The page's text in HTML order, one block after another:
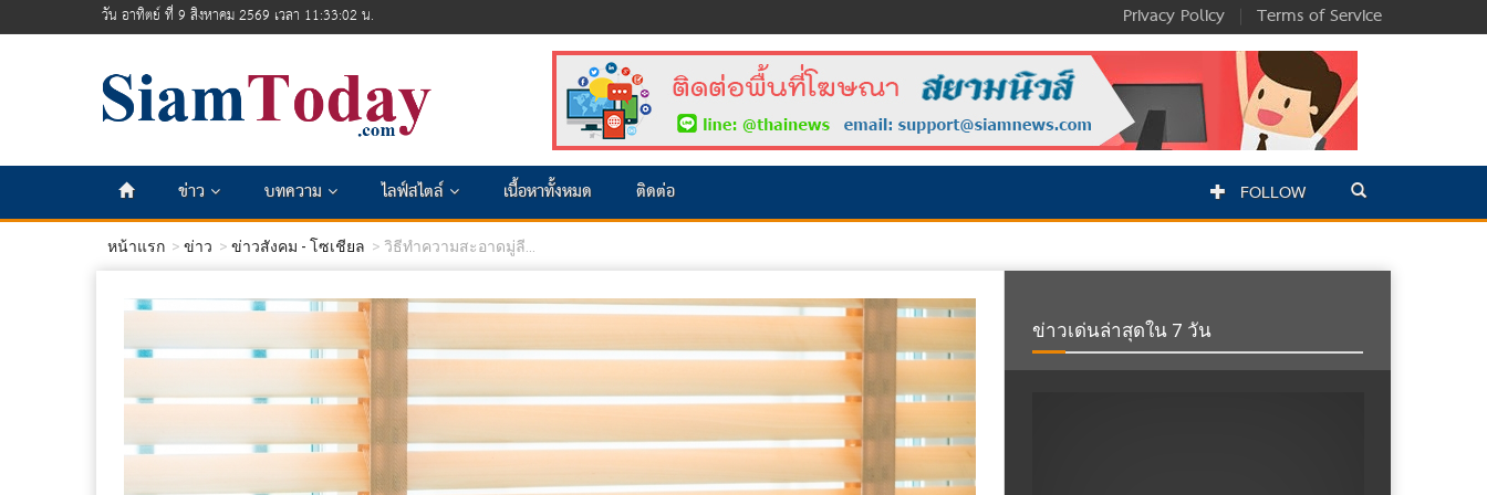
วัน อาทิตย์ ที่ 9 สิงหาคม 2569 เวลา 11:33:04 น. Privacy Policy | Terms of Service
ข่าว บทความ ไลฟ์สไตล์ เนื้อหาทั้งหมด ติดต่อ FOLLOW
หน้าแรก ข่าว ข่าวสังคม - โซเชียล วิธีทำความสะอาดมู่ลี...
ข่าวเด่นล่าสุดใน 7 วัน